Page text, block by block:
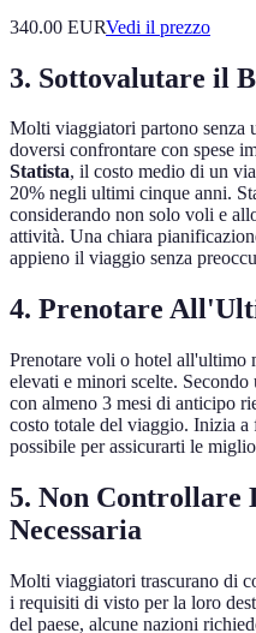
340.00 EURVedi il prezzo
3. Sottovalutare il
Molti viaggiatori partono senza
doversi confrontare con spese
Statista, il costo medio di un
20% negli ultimi cinque anni.
considerando non solo voli e
attività. Una chiara
appieno il viaggio senza
4. Prenotare
Prenotare voli o hotel all'ultimo
elevati e minori scelte. Secondo
con almeno 3 mesi di anticipo
costo totale del viaggio. Inizia
possibile per assicurarti le
5. Non Controllare
Necessaria
Molti viaggiatori trascurano di
i requisiti di visto per la loro
del paese, alcune nazioni